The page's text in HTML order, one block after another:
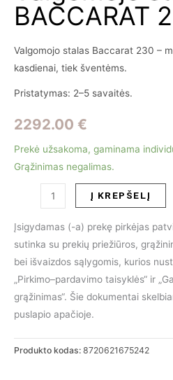
BACCARAT
Valgomojo stalas Baccarat 230 –
kasdienai, tiek šventėms.
Pristatymas: 2–5 savaitės.
2292.00 €
Prekė užsakoma, gaminama
Grąžinimas negalimas.
produkto
Valgomojo
stalas
BACCARAT
230
Į KREPŠELĮ
Įsigydamas (-a) prekę pirkėjas
sutinka su prekių priežiūros,
bei išvaizdos sąlygomis, kurios
„Pirkimo–pardavimo taisyklės“ ir
grąžinimas“. Šie dokumentai
puslapio apačioje.
Produkto kodas: 8720621675242